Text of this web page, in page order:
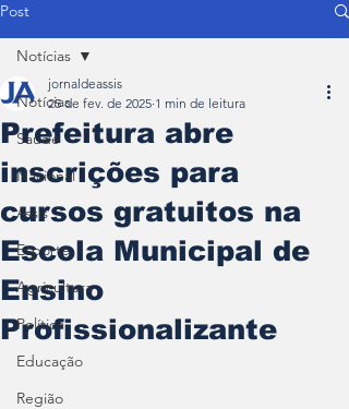
Post
Notícias
Saúde
Nacional
Assis
Esporte
Agricultura
Política
Educação
Região
Notícias
Prefeitura abre
inscrições para
cursos gratuitos na
Escola Municipal de
Ensino
Profissionalizante
jornaldeassis
25 de fev. de 2025 1 min de leitura